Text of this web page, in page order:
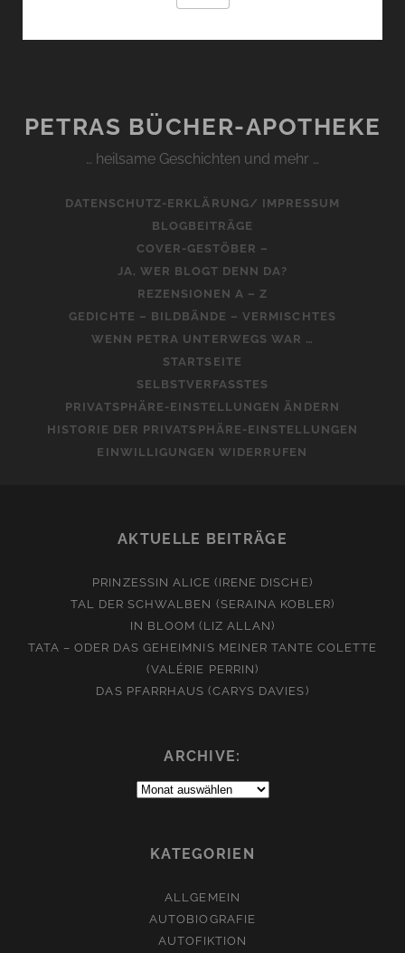
PETRAS BÜCHER-APOTHEKE
… heilsame Geschichten und mehr …
DATENSCHUTZ-ERKLÄRUNG/ IMPRESSUM
BLOGBEITRÄGE
COVER-GESTÖBER –
JA, WER BLOGT DENN DA?
REZENSIONEN A – Z
GEDICHTE – BILDBÄNDE – VERMISCHTES
WENN PETRA UNTERWEGS WAR …
STARTSEITE
SELBSTVERFASSTES
PRIVATSPHÄRE-EINSTELLUNGEN ÄNDERN
HISTORIE DER PRIVATSPHÄRE-EINSTELLUNGEN
EINWILLIGUNGEN WIDERRUFEN
AKTUELLE BEITRÄGE
PRINZESSIN ALICE (IRENE DISCHE)
TAL DER SCHWALBEN (SERAINA KOBLER)
IN BLOOM (LIZ ALLAN)
TATA – ODER DAS GEHEIMNIS MEINER TANTE COLETTE
(VALÉRIE PERRIN)
DAS PFARRHAUS (CARYS DAVIES)
ARCHIVE:
Archive:
KATEGORIEN
ALLGEMEIN
AUTOBIOGRAFIE
AUTOFIKTION